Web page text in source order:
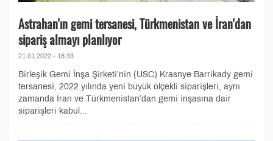
Astrahan'ın gemi tersanesi, Türkmenistan ve İran'dan
sipariş almayı planlıyor
21.01.2022 - 18:33
Birleşik Gemi İnşa Şirketi’nin (USC) Krasnye Barrikady gemi
tersanesi, 2022 yılında yeni büyük ölçekli siparişleri, aynı
zamanda İran ve Türkmenistan’dan gemi inşasına dair
siparişleri kabul...